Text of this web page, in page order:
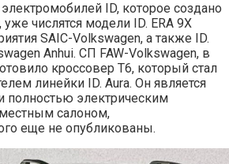
ID, которое создано
числятся модели ID. ERA 9X
SAIC-Volkswagen, а также ID.
Anhui. СП FAW-Volkswagen, в
кроссовер T6, который стал
линейки ID. Aura. Он является
электрическим
салоном,
еще не опубликованы.